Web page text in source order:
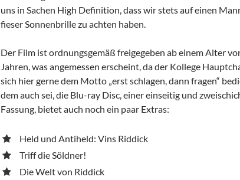
uns in Sachen High Definition, dass wir stets auf einen
fieser Sonnenbrille zu achten haben.
Der Film ist ordnungsgemäß freigegeben ab einem Alter
Jahren, was angemessen erscheint, da der Kollege
sich hier gerne dem Motto „erst schlagen, dann fragen“
dem auch sei, die Blu-ray Disc, einer einseitig und
Fassung, bietet auch noch ein paar Extras:
Held und Antiheld: Vins Riddick
Triff die Söldner!
Die Welt von Riddick